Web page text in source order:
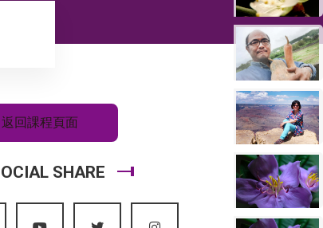
回課程頁面
SHARE